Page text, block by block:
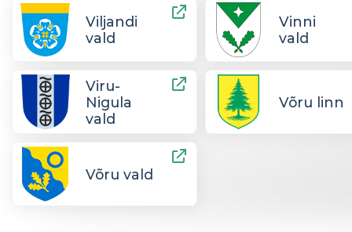
Viljandi
vald
Vinni
vald
Viru-
Nigula
vald
Võru linn
Võru vald